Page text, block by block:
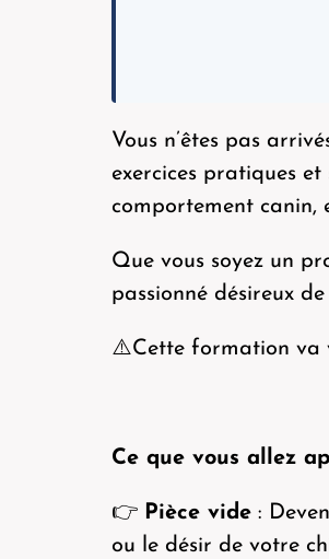
Vous n’êtes pas
exercices pratiques
comportement canin,
Que vous soyez un
passionné désireux
⚠️Cette formation va
Ce que vous allez
👉 Pièce vide :
ou le désir de votre